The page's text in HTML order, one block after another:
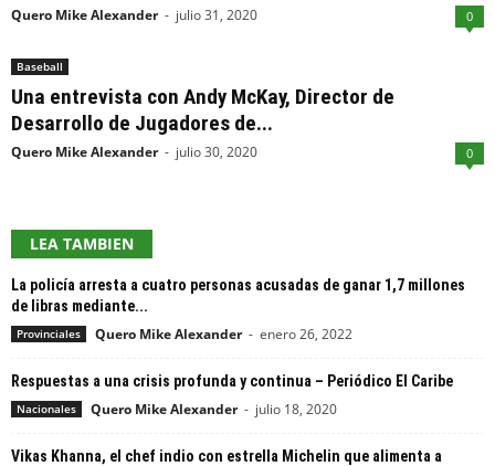
Quero Mike Alexander - julio 31, 2020 0
Baseball
Una entrevista con Andy McKay, Director de
Desarrollo de Jugadores de...
Quero Mike Alexander - julio 30, 2020 0
LEA TAMBIEN
La policía arresta a cuatro personas acusadas de ganar 1,7 millones
de libras mediante...
Provinciales Quero Mike Alexander - enero 26, 2022
Respuestas a una crisis profunda y continua – Periódico El Caribe
Nacionales Quero Mike Alexander - julio 18, 2020
Vikas Khanna, el chef indio con estrella Michelin que alimenta a